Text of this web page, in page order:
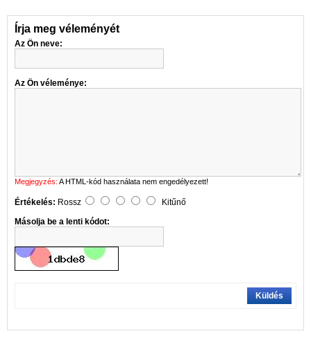
Írja meg véleményét
Az Ön neve:
Az Ön véleménye:
Megjegyzés: A HTML-kód használata nem engedélyezett!
Értékelés: Rossz
Kitűnő
Másolja be a lenti kódot:
Küldés